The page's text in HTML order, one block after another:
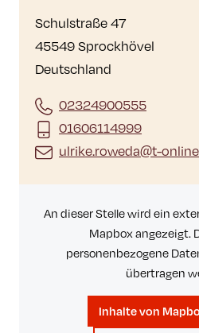
Schulstraße 47
45549 Sprockhövel
Deutschland
02324900555
01606114999
ulrike.roweda@t-
An dieser Stelle wird ein
Mapbox angezeigt.
personenbezogene
übertragen
Inhalte von